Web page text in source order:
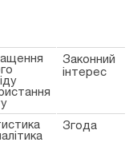
Законний
інтерес
Згода